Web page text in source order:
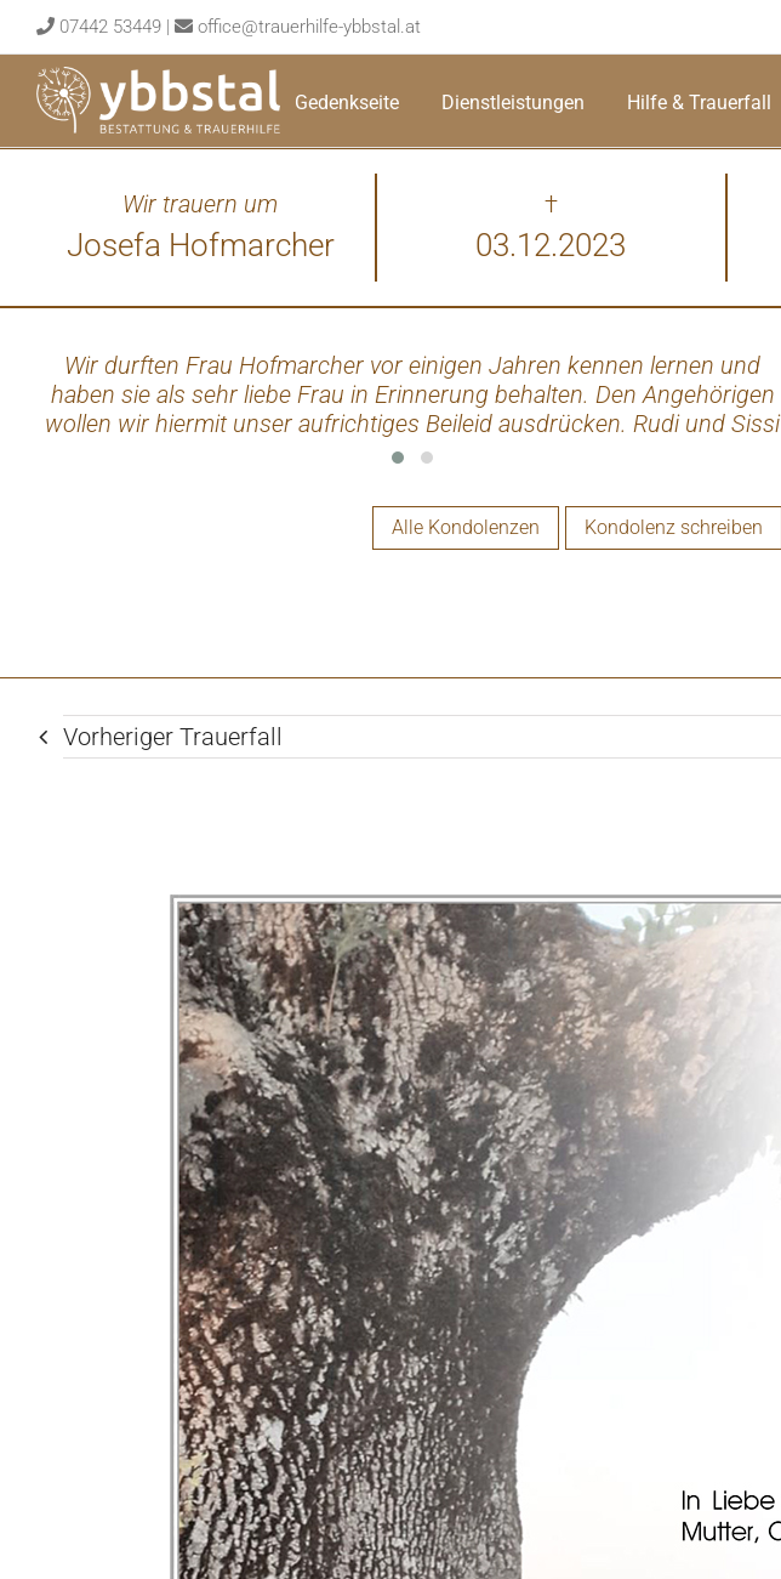
to
content
07442 53449 | office@trauerhilfe-ybbstal.at
Gedenkseite Dienstleistungen Hilfe & Trauerfall
Wir trauern um
Josefa Hofmarcher
†
03.12.2023
Wir durften Frau Hofmarcher vor einigen Jahren kennen lernen und
haben sie als sehr liebe Frau in Erinnerung behalten. Den Angehörigen
wollen wir hiermit unser aufrichtiges Beileid ausdrücken. Rudi und Sissi
Langheld
Alle Kondolenzen Kondolenz schreiben
Vorheriger Trauerfall